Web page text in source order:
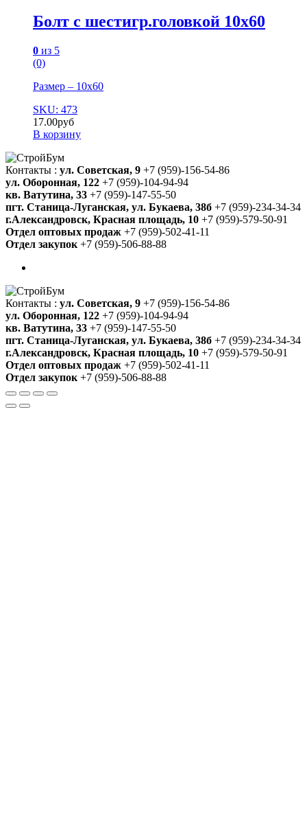
Болт с шестигр.головкой 10х60
0 из 5
(0)
Размер – 10х60
SKU: 473
17.00руб
В корзину
Контакты : ул. Советская, 9 +7 (959)-156-54-86
ул. Оборонная, 122 +7 (959)-104-94-94
кв. Ватутина, 33 +7 (959)-147-55-50
пгт. Станица-Луганская, ул. Букаева, 38б +7 (959)-234-34-34
г.Александровск, Красная площадь, 10 +7 (959)-579-50-91
Отдел оптовых продаж +7 (959)-502-41-11
Отдел закупок +7 (959)-506-88-88
Контакты : ул. Советская, 9 +7 (959)-156-54-86
ул. Оборонная, 122 +7 (959)-104-94-94
кв. Ватутина, 33 +7 (959)-147-55-50
пгт. Станица-Луганская, ул. Букаева, 38б +7 (959)-234-34-34
г.Александровск, Красная площадь, 10 +7 (959)-579-50-91
Отдел оптовых продаж +7 (959)-502-41-11
Отдел закупок +7 (959)-506-88-88